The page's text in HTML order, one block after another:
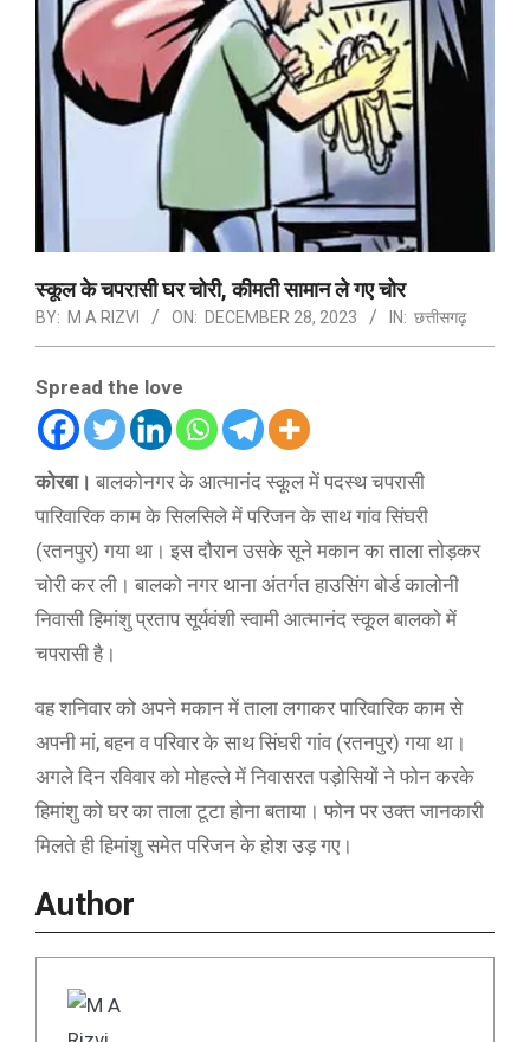
स्कूल के चपरासी घर चोरी, कीमती सामान ले गए चोर
BY: M A RIZVI ON: DECEMBER 28, 2023 IN: छत्तीसगढ़
Spread the love
कोरबा। बालकोनगर के आत्मानंद स्कूल में पदस्थ चपरासी
पारिवारिक काम के सिलसिले में परिजन के साथ गांव सिंघरी
(रतनपुर) गया था। इस दौरान उसके सूने मकान का ताला तोड़कर
चोरी कर ली। बालको नगर थाना अंतर्गत हाउसिंग बोर्ड कालोनी
निवासी हिमांशु प्रताप सूर्यवंशी स्वामी आत्मानंद स्कूल बालको में
चपरासी है।
वह शनिवार को अपने मकान में ताला लगाकर पारिवारिक काम से
अपनी मां, बहन व परिवार के साथ सिंघरी गांव (रतनपुर) गया था।
अगले दिन रविवार को मोहल्ले में निवासरत पड़ोसियों ने फोन करके
हिमांशु को घर का ताला टूटा होना बताया। फोन पर उक्त जानकारी
मिलते ही हिमांशु समेत परिजन के होश उड़ गए।
Author